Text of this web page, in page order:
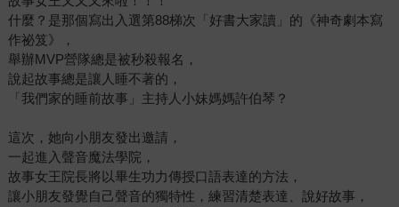
什麼？是那個寫出入選第88梯次「好書大家讀」的《神奇劇本寫
作祕笈》，
舉辦MVP營隊總是被秒殺報名，
說起故事總是讓人睡不著的，
「我們家的睡前故事」主持人小妹媽媽許伯琴？
這次，她向小朋友發出邀請，
一起進入聲音魔法學院，
故事女王院長將以畢生功力傳授口語表達的方法，
讓小朋友發覺自己聲音的獨特性，練習清楚表達、說好故事，